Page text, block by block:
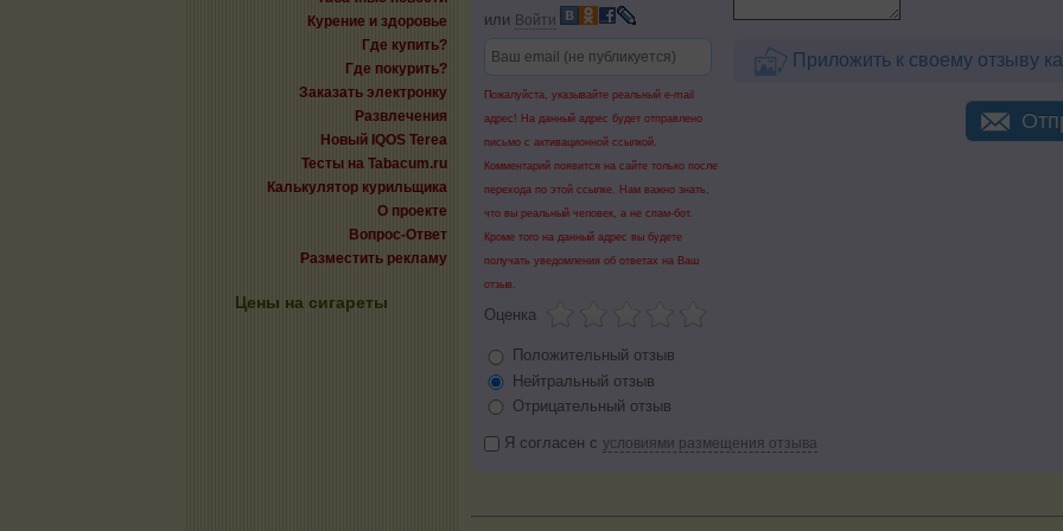
Курение и здоровье
Где купить?
Где покурить?
Заказать электронку
Развлечения
Новый IQOS Terea
Тесты на Tabacum.ru
Калькулятор курильщика
О проекте
Вопрос-Ответ
Разместить рекламу
Цены на сигареты
или Войти
Пожалуйста, указывайте реальный e-mail
адрес! На данный адрес будет отправлено
письмо с активационной ссылкой.
Комментарий появится на сайте только после
перехода по этой ссылке. Нам важно знать,
что вы реальный человек, а не спам-бот.
Кроме того на данный адрес вы будете
получать уведомления об ответах на Ваш
отзыв.
Оценка
Положительный отзыв
Нейтральный отзыв
Отрицательный отзыв
Приложить к своему отзыву
Я согласен с условиями размещения отзыва